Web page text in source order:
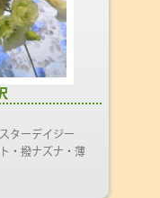
ターデイジー
・撥ナズナ・薄